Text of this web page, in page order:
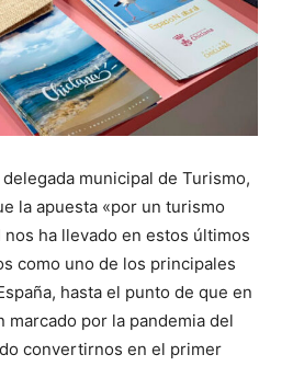
municipal de Turismo,
la apuesta «por un turismo
ha llevado en estos últimos
como uno de los principales
hasta el punto de que en
marcado por la pandemia del
convertirnos en el primer